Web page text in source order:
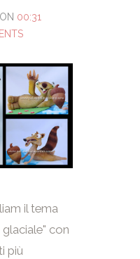
ON 00:31
il tema
con
più